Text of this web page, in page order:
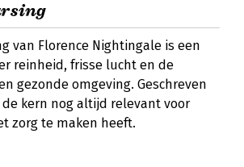
van Florence Nightingale is een
reinheid, frisse lucht en de
gezonde omgeving. Geschreven
de kern nog altijd relevant voor
zorg te maken heeft.